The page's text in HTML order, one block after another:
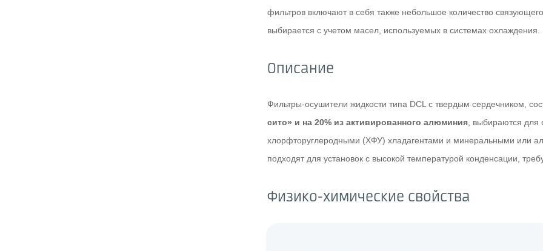
фильтров включают в себя также небольшое количество
выбирается с учетом масел, используемых в системах охлаждения.
Описание
Фильтры-осушители жидкости типа DСL с твердым сердечником,
сито» и на 20% из активированного алюминия, выбираются для
хлорфторуглеродными (ХФУ) хладагентами и минеральными или
подходят для установок с высокой температурой конденсации,
Физико-химические свойства